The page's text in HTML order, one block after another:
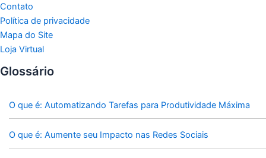
Contato
Política de privacidade
Mapa do Site
Loja Virtual
Glossário
O que é: Automatizando Tarefas para Produtividade Máxima
O que é: Aumente seu Impacto nas Redes Sociais